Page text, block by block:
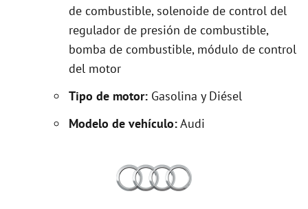
de combustible, solenoide de control del
regulador de presión de combustible,
bomba de combustible, módulo de control
del motor
Tipo de motor: Gasolina y Diésel
Modelo de vehículo:Audi